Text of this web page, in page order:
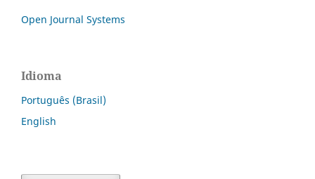
Open Journal Systems
Idioma
Português (Brasil)
English